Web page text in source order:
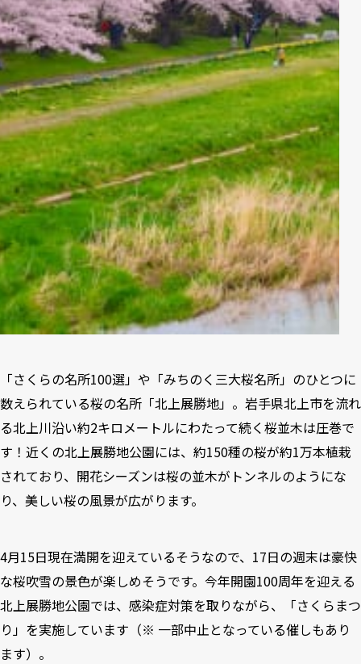
「さくらの名所100選」や「みちのく三大桜名所」のひとつに
数えられている桜の名所「北上展勝地」。岩手県北上市を流れ
る北上川沿い約2キロメートルにわたって続く桜並木は圧巻で
す！近くの北上展勝地公園には、約150種の桜が約1万本植栽
されており、開花シーズンは桜の並木がトンネルのようにな
り、美しい桜の風景が広がります。
4月15日現在満開を迎えているそうなので、17日の週末は豪快
な桜吹雪の景色が楽しめそうです。今年開園100周年を迎える
北上展勝地公園では、感染症対策を取りながら、「さくらまつ
り」を実施しています（※ 一部中止となっている催しもあり
ます）。